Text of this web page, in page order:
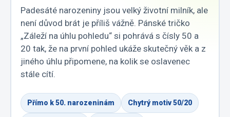
Padesáté narozeniny jsou velký životní milník, ale
není důvod brát je příliš vážně. Pánské tričko
„Záleží na úhlu pohledu“ si pohrává s čísly 50 a
20 tak, že na první pohled ukáže skutečný věk a z
jiného úhlu připomene, na kolik se oslavenec
stále cítí.
Přímo k 50. narozeninám Chytrý motiv 50/20